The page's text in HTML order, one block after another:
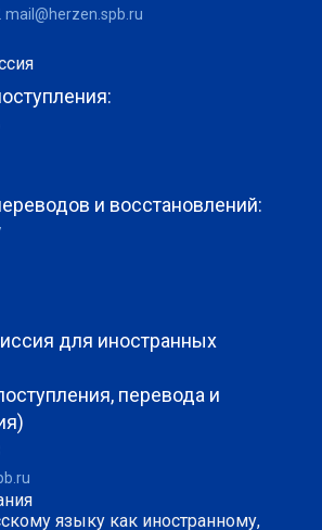
mail@herzen.spb.ru
и восстановлений:
для иностранных
перевода и
языку как иностранному,